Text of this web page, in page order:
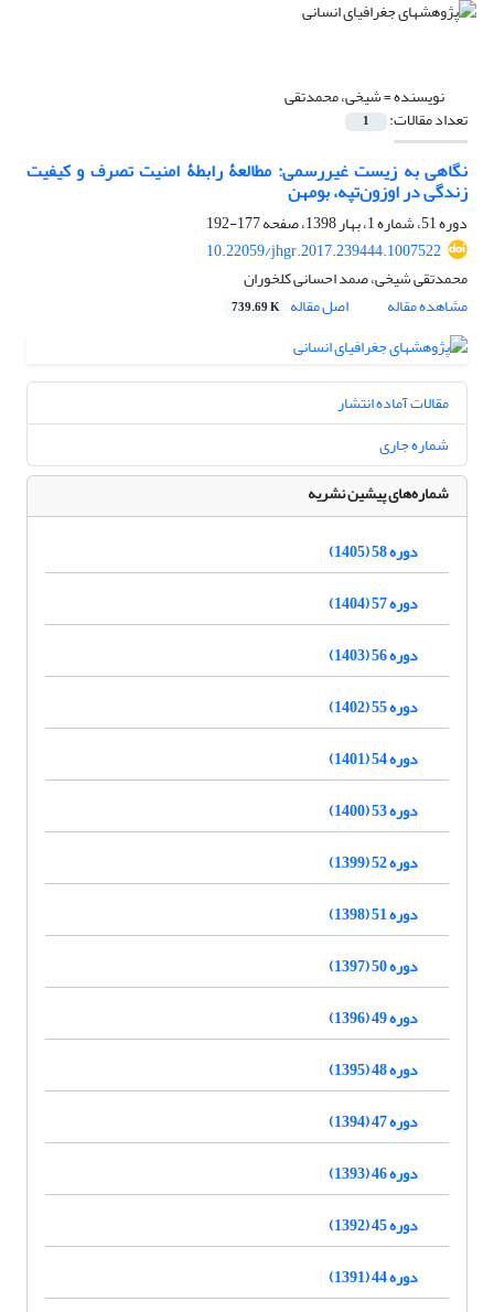
نویسنده =شیخی، محمدتقی
تعداد مقالات: 1
نگاهی به زیست غیررسمی: مطالعۀ رابطۀ امنیت تصرف و کیفیت
زندگی در اوزون‌تپه، بومهن
دوره 51، شماره 1، بهار 1398، صفحه
177-192
10.22059/jhgr.2017.239444.1007522
محمدتقی شیخی، صمد احسانی کلخوران
مشاهده مقاله
اصل مقاله 739.69 K
مقالات آماده انتشار
شماره جاری
شماره‌های پیشین نشریه
دوره 58 (1405)
دوره 57 (1404)
دوره 56 (1403)
دوره 55 (1402)
دوره 54 (1401)
دوره 53 (1400)
دوره 52 (1399)
دوره 51 (1398)
دوره 50 (1397)
دوره 49 (1396)
دوره 48 (1395)
دوره 47 (1394)
دوره 46 (1393)
دوره 45 (1392)
دوره 44 (1391)